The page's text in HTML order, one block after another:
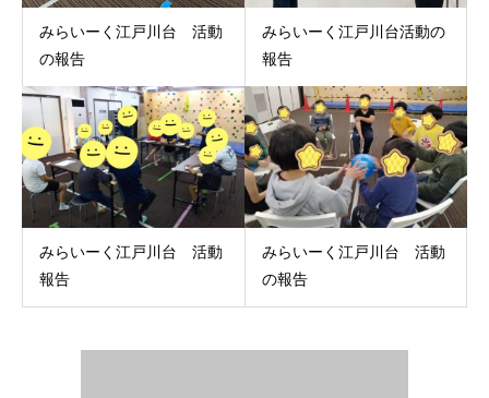
みらいーく江戸川台 活動
の報告
みらいーく江戸川台活動の
報告
みらいーく江戸川台 活動
報告
みらいーく江戸川台 活動
の報告